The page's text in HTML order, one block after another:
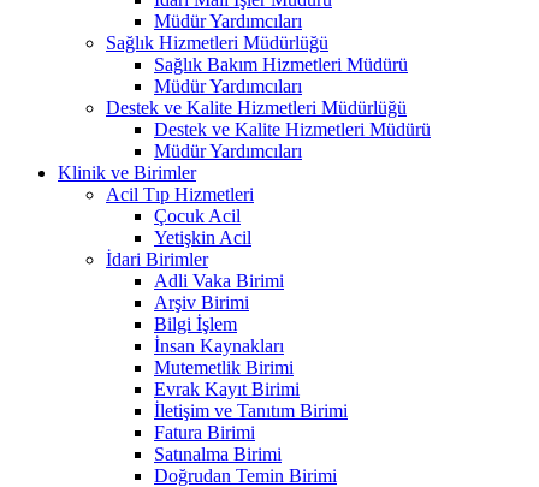
Müdür Yardımcıları
Sağlık Hizmetleri Müdürlüğü
Sağlık Bakım Hizmetleri Müdürü
Müdür Yardımcıları
Destek ve Kalite Hizmetleri Müdürlüğü
Destek ve Kalite Hizmetleri Müdürü
Müdür Yardımcıları
Klinik ve Birimler
Acil Tıp Hizmetleri
Çocuk Acil
Yetişkin Acil
İdari Birimler
Adli Vaka Birimi
Arşiv Birimi
Bilgi İşlem
İnsan Kaynakları
Mutemetlik Birimi
Evrak Kayıt Birimi
İletişim ve Tanıtım Birimi
Fatura Birimi
Satınalma Birimi
Doğrudan Temin Birimi